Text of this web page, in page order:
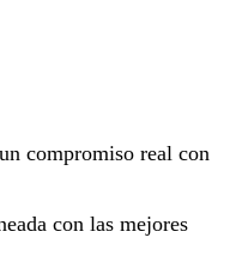
compromiso real con
con las mejores